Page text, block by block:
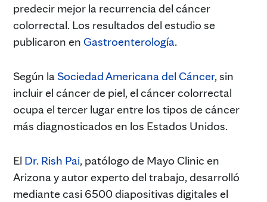
predecir mejor la recurrencia del cáncer
colorrectal. Los resultados del estudio se
publicaron en Gastroenterología.
Según la Sociedad Americana del Cáncer, sin
incluir el cáncer de piel, el cáncer colorrectal
ocupa el tercer lugar entre los tipos de cáncer
más diagnosticados en los Estados Unidos.
El Dr. Rish Pai, patólogo de Mayo Clinic en
Arizona y autor experto del trabajo, desarrolló
mediante casi 6500 diapositivas digitales el